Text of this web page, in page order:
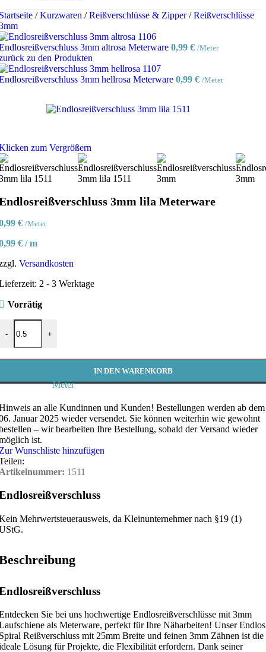
/ Kurzwaren / Reißverschlüsse & Zipper/ Reißverschlüsse
3mm altrosa Meterware 0,99 € /Meter
zu den Produkten
3mm hellrosa Meterware 0,99 € /Meter
zum Vergrößern
3mm lila Meterware
€ /Meter
€ /m
Versandkosten
2 - 3 Werktage
Vorrätig
-
3mm lila Meterware Menge
+
Meter
IN DEN WARENKORB
an alle Kundinnen und Kunden! Bestellungen werden ab dem
Januar 2025 wieder versendet. Sie können weiterhin wie gewohnt
– wir bearbeiten Ihre Bestellung, sobald der Versand wieder
ist.
Wunschliste hinzufügen
1511
Mehrwertsteuerausweis, da Kleinunternehmer nach §19 (1)
Sie bei uns hochwertige Endlosreißverschlüsse mit 3mm
als Meterware, perfekt für Ihre Näharbeiten! Unser Endlos
Reißverschluss mit 25mm Breite und feinen 3mm Zähnen ist die
Lösung für Projekte, die Flexibilität erfordern. Dank seiner